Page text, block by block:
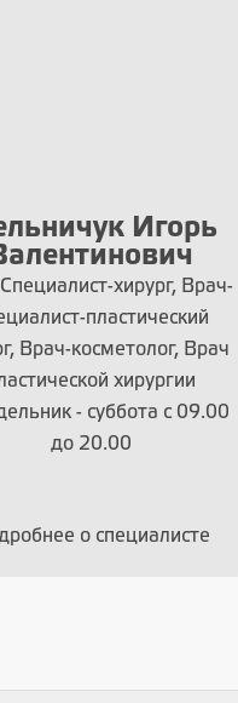
Игорь
хирург, Врач-
пластический
Врач-косметолог, Врач
хирургии
- суббота с 09.00
до 20.00
о специалисте